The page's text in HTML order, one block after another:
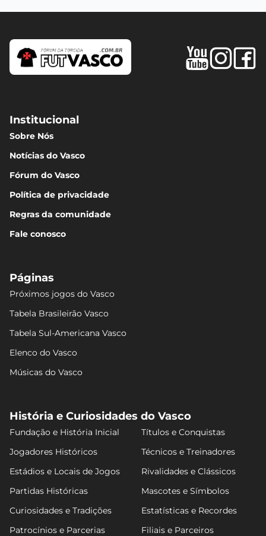
Institucional
Sobre Nós
Notícias do Vasco
Fórum do Vasco
Política de privacidade
Regras da comunidade
Fale conosco
Páginas
Próximos jogos do Vasco
Tabela Brasileirão Vasco
Tabela Sul-Americana Vasco
Elenco do Vasco
Músicas do Vasco
História e Curiosidades do Vasco
Fundação e História Inicial
Títulos e Conquistas
Jogadores Históricos
Técnicos e Treinadores
Estádios e Locais de Jogos
Rivalidades e Clássicos
Partidas Históricas
Mascotes e Símbolos
Curiosidades e Tradições
Estatísticas e Recordes
Patrocínios e Parcerias
Filiais e Parceiros